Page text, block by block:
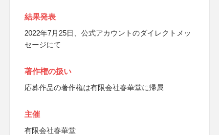
結果発表
2022年7月25日、公式アカウントのダイレクトメッ
セージにて
著作権の扱い
応募作品の著作権は有限会社春華堂に帰属
主催
有限会社春華堂